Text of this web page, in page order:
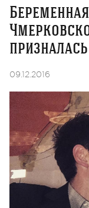
09.12.2016